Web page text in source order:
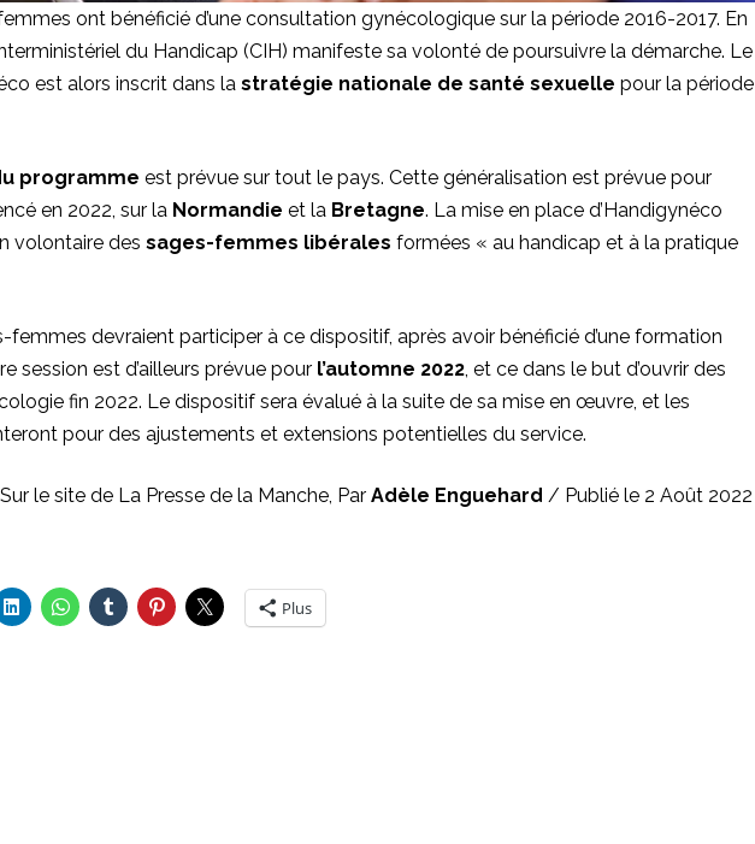
ont bénéficié d’une consultation gynécologique sur la période 2016-2017. En
du Handicap (CIH) manifeste sa volonté de poursuivre la démarche. Le
est alors inscrit dans la stratégie nationale de santé sexuelle pour la période
programme est prévue sur tout le pays. Cette généralisation est prévue pour
en 2022, sur la Normandie et la Bretagne. La mise en place d’Handigynéco
volontaire des sages-femmes libérales formées « au handicap et à la pratique
femmes devraient participer à ce dispositif, après avoir bénéficié d’une formation
session est d’ailleurs prévue pour l’automne 2022, et ce dans le but d’ouvrir des
fin 2022. Le dispositif sera évalué à la suite de sa mise en œuvre, et les
pour des ajustements et extensions potentielles du service.
Sur le site de La Presse de la Manche, Par Adèle Enguehard / Publié le 2 Août 2022
Plus